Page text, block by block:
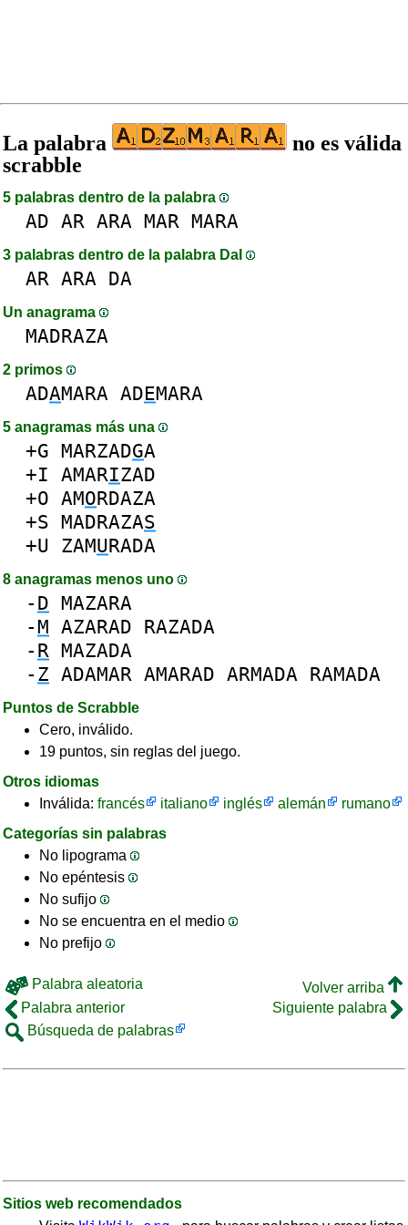
La palabra
no es válida
scrabble
5 palabras dentro de la palabra
AD AR ARA MAR MARA
3 palabras dentro de la palabra DaI
AR ARA DA
Un anagrama
MADRAZA
2 primos
ADAMARA ADEMARA
5 anagramas más una
+G MARZADGA
+I AMARIZAD
+O AMORDAZA
+S MADRAZAS
+U ZAMURADA
8 anagramas menos uno
- D MAZARA
-M AZARAD RAZADA
- R MAZADA
- Z ADAMAR AMARAD ARMADA RAMADA
Puntos de Scrabble
Cero, inválido.
19 puntos, sin reglas del juego.
Otros idiomas
Inválida: francés italiano inglés alemán
rumano
Categorías sin palabras
No lipograma
No epéntesis
No sufijo
No se encuentra en el medio
No prefijo
Palabra aleatoria
Volver arriba
Palabra anterior
Siguiente palabra
Búsqueda de palabras
Sitios web recomendados